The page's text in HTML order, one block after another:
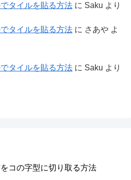
タイルを貼る方法 に Saku より
タイルを貼る方法 に さあや よ
タイルを貼る方法 に Saku より
コの字型に切り取る方法